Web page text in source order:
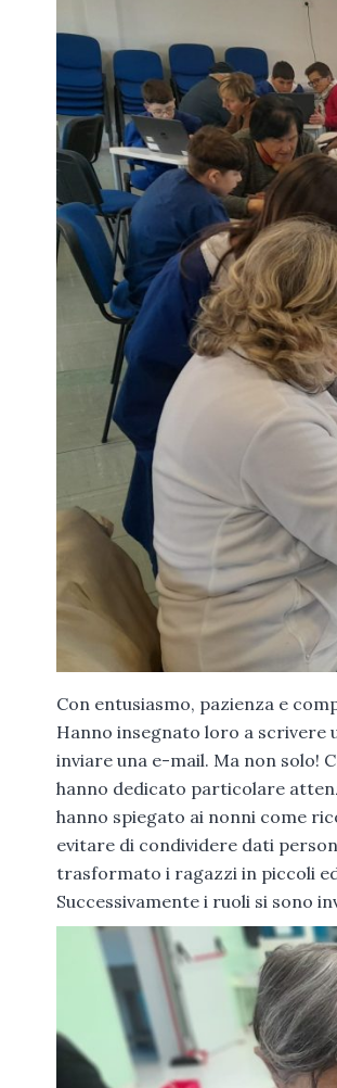
Con entusiasmo, pazienza e
Hanno insegnato loro a
inviare una e-mail. Ma non solo!
hanno dedicato particolare
hanno spiegato ai nonni come
evitare di condividere dati
trasformato i ragazzi in piccoli
Successivamente i ruoli si sono